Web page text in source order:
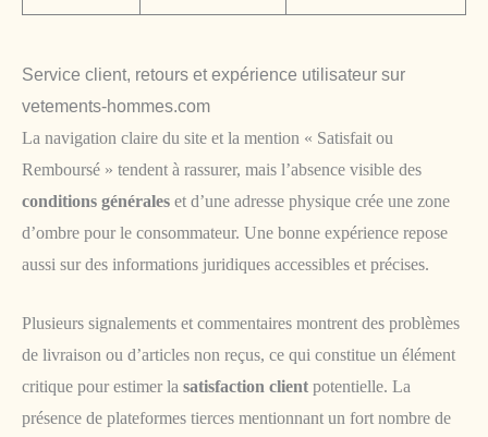
Service client, retours et expérience utilisateur sur
vetements-hommes.com
La navigation claire du site et la mention « Satisfait ou
Remboursé » tendent à rassurer, mais l’absence visible des
conditions générales et d’une adresse physique crée une zone
d’ombre pour le consommateur. Une bonne expérience repose
aussi sur des informations juridiques accessibles et précises.
Plusieurs signalements et commentaires montrent des problèmes
de livraison ou d’articles non reçus, ce qui constitue un élément
critique pour estimer la satisfaction client potentielle. La
présence de plateformes tierces mentionnant un fort nombre de